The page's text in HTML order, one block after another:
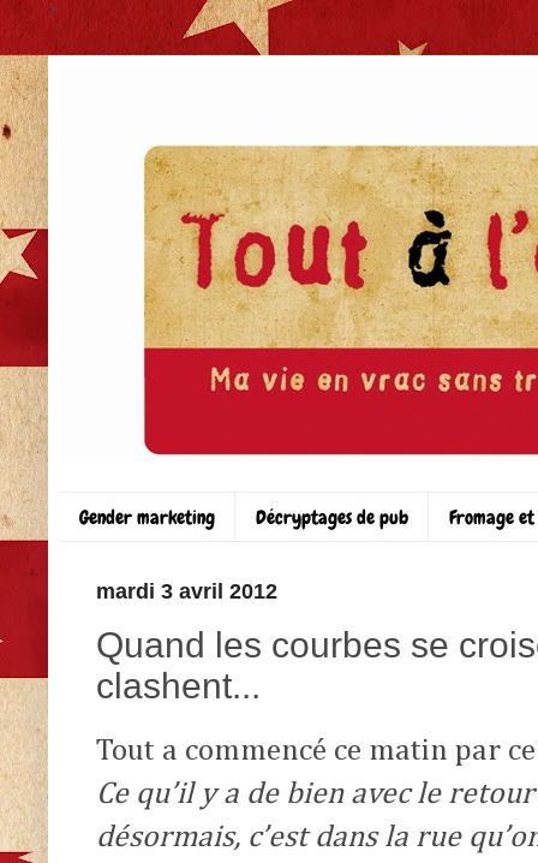
>
Gender marketing Décryptages de pub Fromage
mardi 3 avril 2012
Quand les courbes se
clashent...
Tout a commencé ce matin par
Ce qu’il y a de bien avec le
désormais, c’est dans la rue